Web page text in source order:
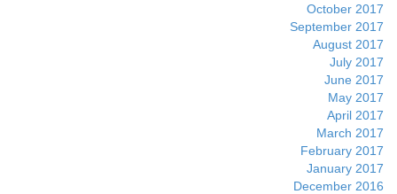
October 2017
September 2017
August 2017
July 2017
June 2017
May 2017
April 2017
March 2017
February 2017
January 2017
December 2016